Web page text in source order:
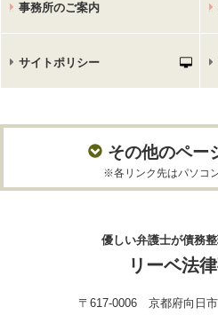
事務所のご案内
サイトポリシー
その他のペー
※各リンク先はパソコ
優しい弁護士が債務
リーベ法
〒617-0006 京都府向日